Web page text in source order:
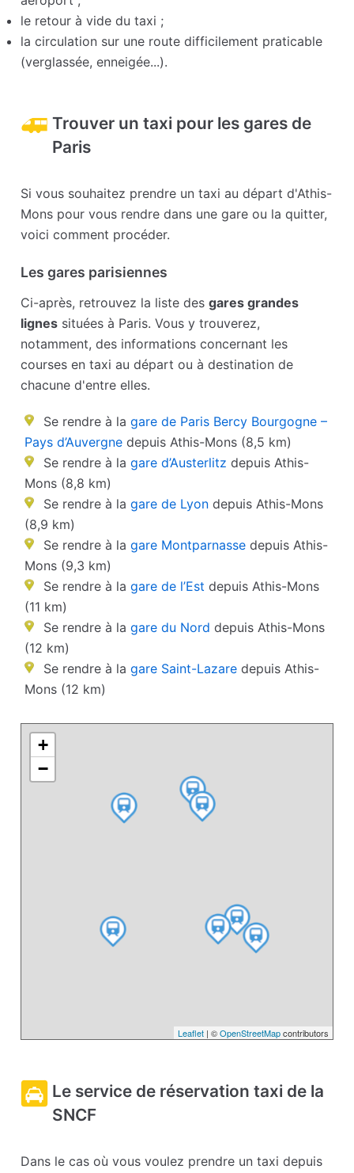
le retour à vide du taxi ;
la circulation sur une route difficilement praticable
(verglassée, enneigée...).
Trouver un taxi pour les gares de
Paris
Si vous souhaitez prendre un taxi au départ d'Athis-
Mons pour vous rendre dans une gare ou la quitter,
voici comment procéder.
Les gares parisiennes
Ci-après, retrouvez la liste desgares grandes
lignes situées à Paris. Vous y trouverez,
notamment, des informations concernant les
courses en taxi au départ ou à destination de
chacune d'entre elles.
Se rendre à la gare de Paris Bercy Bourgogne –
Pays d’Auvergne depuis Athis-Mons (8,5 km)
Se rendre à la gare d’Austerlitz depuis Athis-
Mons (8,8 km)
Se rendre à la gare de Lyon depuis Athis-Mons
(8,9 km)
Se rendre à la gare Montparnasse depuis Athis-
Mons (9,3 km)
Se rendre à la gare de l’Est depuis Athis-Mons
(11 km)
Se rendre à la gare du Nord depuis Athis-Mons
(12 km)
Se rendre à la gare Saint-Lazare depuis Athis-
Mons (12 km)
+
−
Leaflet| ©OpenStreetMapcontributors
Le service de réservation taxi de la
SNCF
Dans le cas où vous voulez prendre un taxi depuis